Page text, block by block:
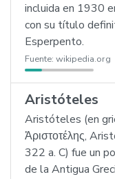
incluida en 1930
con su título
Esperpento.
Fuente: wikipedia.org
Aristóteles
Aristóteles (en
Ἀριστοτέλης,
322 a. C) fue un
de la Antigua